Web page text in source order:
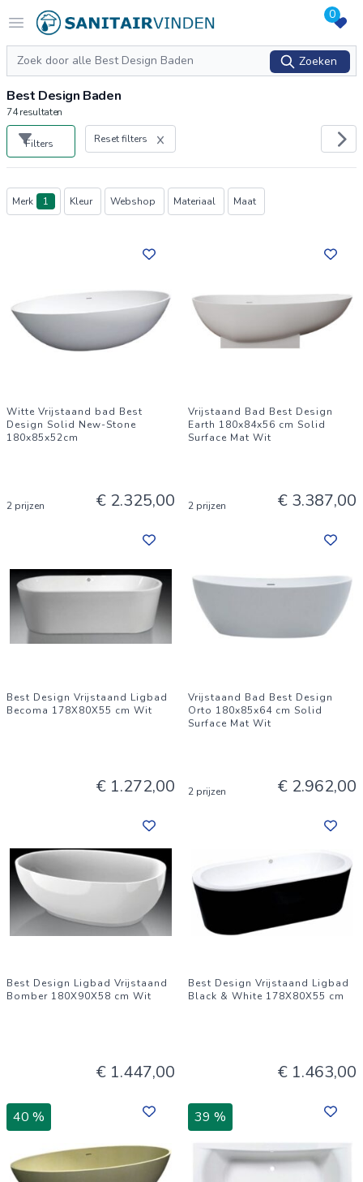
Open menu
Logo sanitairvinden.nl 0
Zoeken
Zoeken
Best Design Baden
74resultaten
Filters Reset filters
Producten
Merk 1 Kleur Webshop Materiaal Maat
Witte Vrijstaand bad Best
Design Solid New-Stone
180x85x52cm
2 prijzen € 2.325,00
Vrijstaand Bad Best Design
Earth 180x84x56 cm Solid
Surface Mat Wit
2 prijzen € 3.387,00
Best Design Vrijstaand Ligbad
Becoma 178X80X55 cm Wit
€ 1.272,00
Vrijstaand Bad Best Design
Orto 180x85x64 cm Solid
Surface Mat Wit
2 prijzen € 2.962,00
Best Design Ligbad Vrijstaand
Bomber 180X90X58 cm Wit
€ 1.447,00
Best Design Vrijstaand Ligbad
Black & White 178X80X55 cm
€ 1.463,00
40 % 39 %